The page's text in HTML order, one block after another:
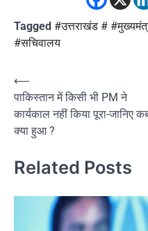
Tagged #उत्तराखंड #
#सचिवालय
Post
navigation
⟵
पाकिस्तान में किसी भी PM ने
कार्यकाल नहीं किया पूरा-जानिए
क्या हुआ ?
Related Posts